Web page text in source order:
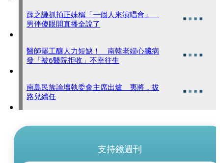
薛之謙抓拍正妹稱「一個人來演唱會」
男伴傻眼開直播全說了
醫師罷工釀人力短缺！ 南韓老婦心臟病
發「被6醫院拒收」不幸往生
南島民族論壇執委會主席出爐 夷將．拔
路兒續任
支持鏡週刊